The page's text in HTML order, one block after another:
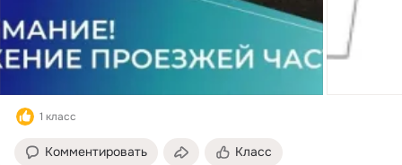
1 класс
Комментировать Класс